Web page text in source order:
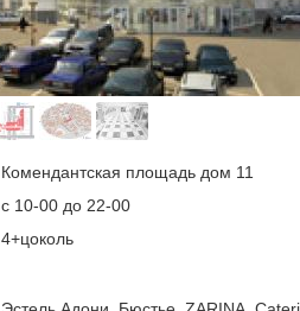
Комендантская площадь дом 11
с 10-00 до 22-00
4+цоколь